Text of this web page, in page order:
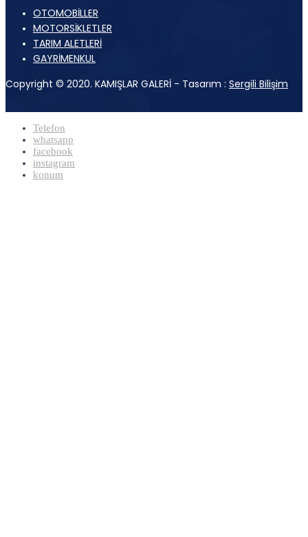
OTOMOBİLLER
MOTORSİKLETLER
TARIM ALETLERİ
GAYRİMENKUL
Copyright © 2020. KAMIŞLAR GALERİ - Tasarım : Sergili Bilişim
Telefon
whatsapp
facebook
instagram
konum